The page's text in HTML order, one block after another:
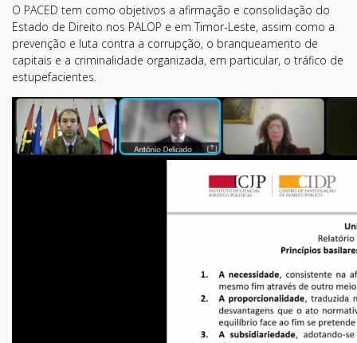
O PACED tem como objetivos a afirmação e consolidação do
Estado de Direito nos PALOP e em Timor-Leste, assim como a
prevenção e luta contra a corrupção, o branqueamento de
capitais e a criminalidade organizada, em particular, o tráfico de
estupefacientes.